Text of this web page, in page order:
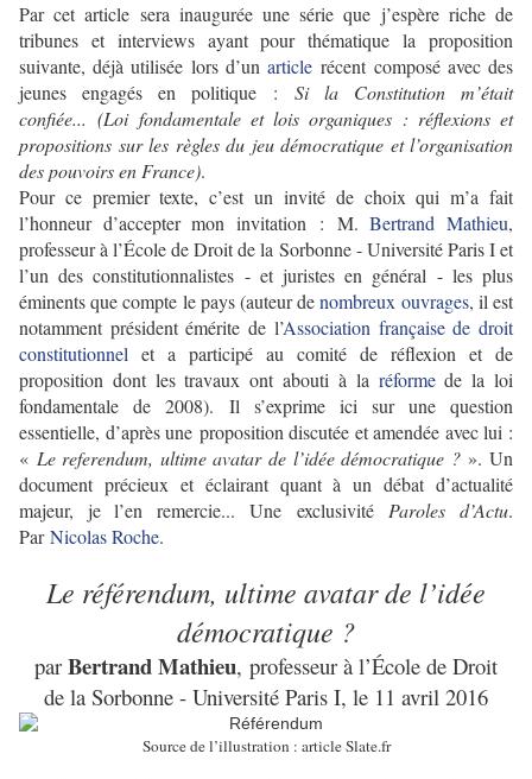
Par cet article sera inaugurée une série que j’espère riche de
tribunes et interviews ayant pour thématique la proposition
suivante, déjà utilisée lors d’unarticle récent composé avec des
jeunes engagés en politique :
Si la Constitution m’était
confiée... (Loi fondamentale et lois organiques : réflexions et
propositions sur les règles du jeu démocratique et l’organisation
des pouvoirs en France).
Pour ce premier texte, c’est un invité de choix qui m’a fait
l’honneur d’accepter mon invitation : M.Bertrand Mathieu,
professeur à l’École de Droit de la Sorbonne - Université Paris I et
l’un des constitutionnalistes - et juristes en général - les plus
éminents que compte le pays (auteur denombreux ouvrages, il est
notamment président émérite de l’Association française de droit
constitutionnel et a participé au comité de réflexion et de
proposition dont les travaux ont abouti à la réformede la loi
fondamentale de 2008). Il s’exprime ici sur une question
essentielle, d’après une proposition discutée et amendée avec lui :
« Le referendum, ultime avatar de l’idée démocratique ?». Un
document précieux et éclairant quant à un débat d’actualité
majeur, je l’en remercie...Une exclusivité Paroles d’Actu.
ParNicolas Roche.
Le référendum, ultime avatar de l’idée
démocratique ?
par Bertrand Mathieu, professeur à l’École de Droit
de la Sorbonne - Université Paris I, le 11 avril 2016
Source de l’illustration : article Slate.fr